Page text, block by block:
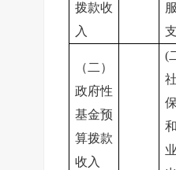
拨款收
入
（二）
政府性
基金预
算拨款
收入
(